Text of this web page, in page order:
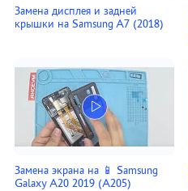
Замена дисплея и задней
крышки на Samsung A7 (2018)
Замена экрана на 📱 Samsung
Galaxy A20 2019 (A205)